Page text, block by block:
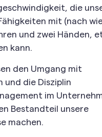
die
mit (nach
und zwei Händen,
kann.
den Umgang mit
und die Disziplin
im
Bestandteil unsere
machen.